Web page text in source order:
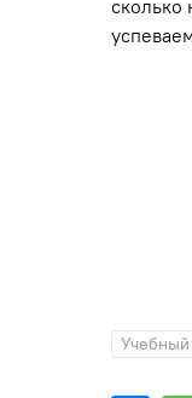
сколько